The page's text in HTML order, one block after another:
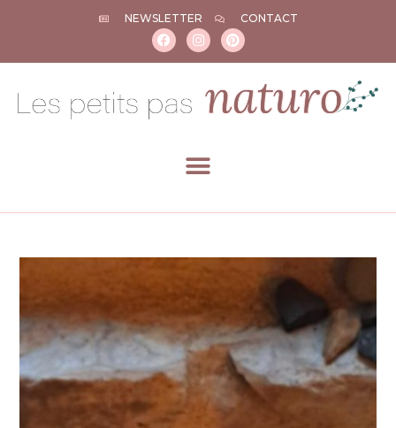
NEWSLETTER CONTACT